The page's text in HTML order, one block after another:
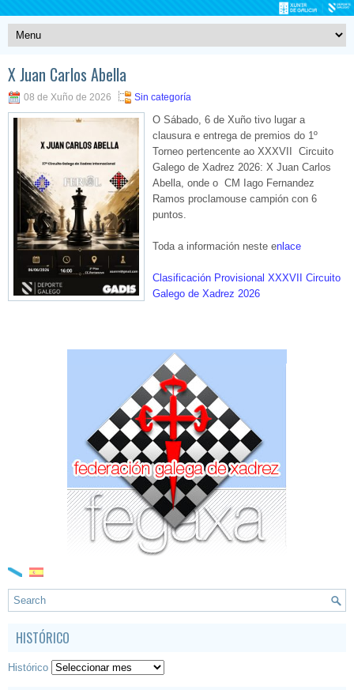
X Juan Carlos Abella
08 de Xuño de 2026 Sin categoría
O Sábado, 6 de Xuño tivo lugar a
clausura e entrega de premios do 1º
Torneo pertencente ao XXXVII Circuito
Galego de Xadrez 2026: X Juan Carlos
Abella, onde o CM Iago Fernandez
Ramos proclamouse campión con 6
puntos.
Toda a información neste enlace
Clasificación Provisional XXXVII Circuito
Galego de Xadrez 2026
HISTÓRICO
Histórico